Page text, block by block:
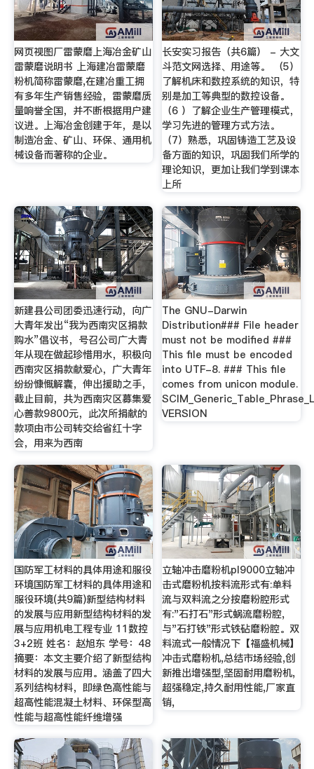
网页视图厂雷蒙磨上海冶金矿山
雷蒙磨说明书 上海建冶雷蒙磨
粉机简称雷蒙磨,在建冶重工拥
有多年生产销售经验，雷蒙磨质
量响誉全国，并不断根据用户建
议进。上海冶金创建于年，是以
制造冶金、矿山、环保、通用机
械设备而著称的企业。
长安实习报告（共6篇） - 大文
斗范文网选择、用途等。 （5）
了解机床和数控系统的知识，特
别是加工等典型的数控设备。
（6 ）了解企业生产管理模式，
学习先进的管理方式方法。
（7）熟悉，巩固铸造工艺及设
备方面的知识，巩固我们所学的
理论知识，更加让我们学到课本
上所
新建县公司团委迅速行动，向广
大青年发出“我为西南灾区捐款
购水”倡议书，号召公司广大青
年从现在做起珍惜用水，积极向
西南灾区捐款献爱心，广大青年
纷纷慷慨解囊，伸出援助之手，
截止目前，共为西南灾区募集爱
心善款9800元，此次所捐献的
款项由市公司转交给省红十字
会，用来为西南
The GNU-Darwin
Distribution### File header
must not be modified ###
This file must be encoded
into UTF-8. ### This file
comes from unicon module.
VERSION
国防军工材料的具体用途和服役
环境国防军工材料的具体用途和
服役环境(共9篇)新型结构材料
的发展与应用新型结构材料的发
展与应用机电工程专业 11数控
3+2班 姓名：赵旭东 学号：48
摘要：本文主要介绍了新型结构
材料的发展与应用。涵盖了四大
系列结构材料，即绿色高性能与
超高性能混凝土材料、环保型高
性能与超高性能纤维增强
立轴冲击磨粉机pl9000立轴冲
击式磨粉机按料流形式有:单料
流与双料流之分按磨粉腔形式
有:"石打石"形式蜗流磨粉腔,
与"石打铁"形式铁砧磨粉腔。双
料流式一般情况下【福盛机械】
冲击式磨粉机,总结市场经验,创
新推出增强型,坚固耐用磨粉机,
超强稳定,持久耐用性能,厂家直
销,